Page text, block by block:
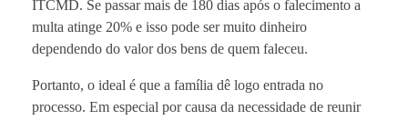
ITCMD. Se passar mais de 180 dias após o falecimento a
multa atinge 20% e isso pode ser muito dinheiro
dependendo do valor dos bens de quem faleceu.
Portanto, o ideal é que a família dê logo entrada no
processo. Em especial por causa da necessidade de reunir